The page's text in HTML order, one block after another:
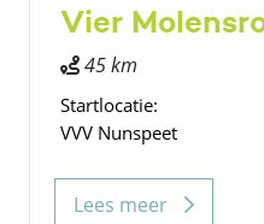
Vier
45 km
Startlocatie:
VVV Nunspeet
Lees meer